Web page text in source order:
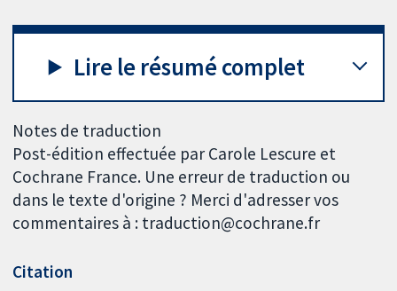
Lire le résumé complet
Notes de traduction
Post-édition effectuée par Carole Lescure et
Cochrane France. Une erreur de traduction ou
dans le texte d'origine ? Merci d'adresser vos
commentaires à : traduction@cochrane.fr
Citation